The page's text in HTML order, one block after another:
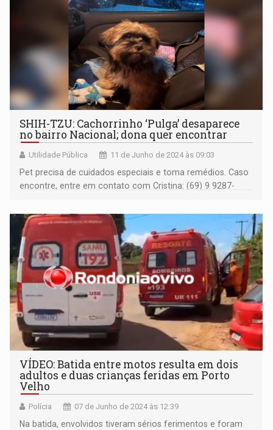
SHIH-TZU: Cachorrinho ‘Pulga’ desaparece
no bairro Nacional; dona quer encontrar
Utilidade Pública 11 de Junho de 2024 às 09:03
Pet precisa de cuidados especiais e toma remédios. Caso
encontre, entre em contato com Cristina: (69) 9 9287-
VÍDEO: Batida entre motos resulta em dois
adultos e duas crianças feridas em Porto
Velho
Polícia 07 de Junho de 2024 às 12:39
Na batida, envolvidos tiveram sérios ferimentos e foram